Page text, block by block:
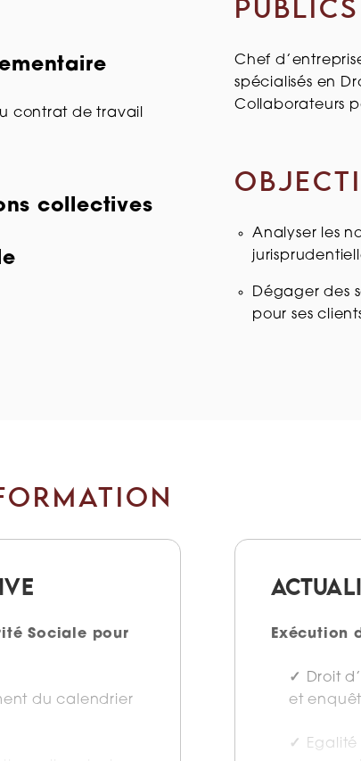
contrat de travail
collectives
Chef
spécialisés en
Collaborateurs
Analyser les
Dégager des
pour ses
Sociale pour
du calendrier
Exécution
Droit
et